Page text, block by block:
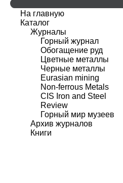
На главную
Каталог
Журналы
Горный журнал
Обогащение руд
Цветные металлы
Черные металлы
Eurasian mining
Non-ferrous Мetals
CIS Iron and Steel
Review
Горный мир музеев
Архив журналов
Книги